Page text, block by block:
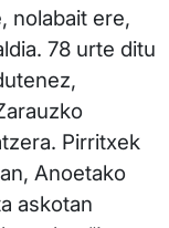
nolabait ere,
78 urte ditu
Pirritxek
Anoetako
askotan